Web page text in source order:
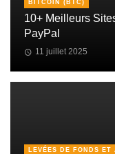
BITCOIN (BTC)
10+ Meilleurs
PayPal
11 juillet 2025
LEVÉES DE FONDS